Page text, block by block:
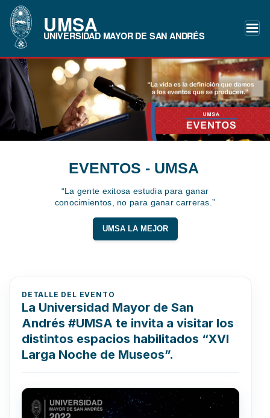
UMSA
UNIVERSIDAD MAYOR DE SAN ANDRÉS
EVENTOS - UMSA
“La gente exitosa estudia para ganar
conocimientos, no para ganar carreras.”
UMSA LA MEJOR
DETALLE DEL EVENTO
La Universidad Mayor de San
Andrés #UMSA te invita a visitar los
distintos espacios habilitados “XVI
Larga Noche de Museos”.